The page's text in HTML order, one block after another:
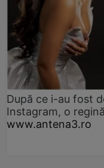
După ce i-au fost
Instagram, o
www.antena3.ro